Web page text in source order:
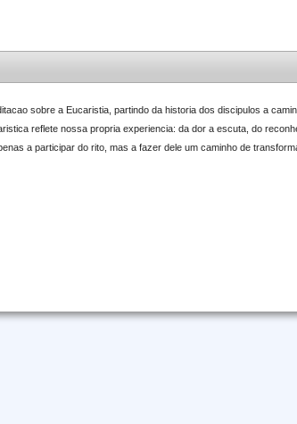
sobre a Eucaristia, partindo da historia dos discipulos a
reflete nossa propria experiencia: da dor a escuta, do
a participar do rito, mas a fazer dele um caminho de